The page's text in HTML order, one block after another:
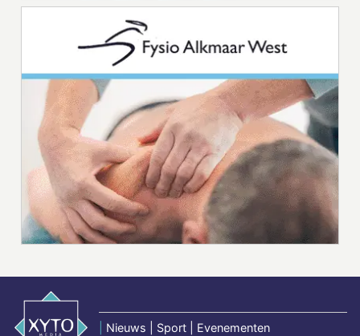
Nieuws | Sport | Evenementen